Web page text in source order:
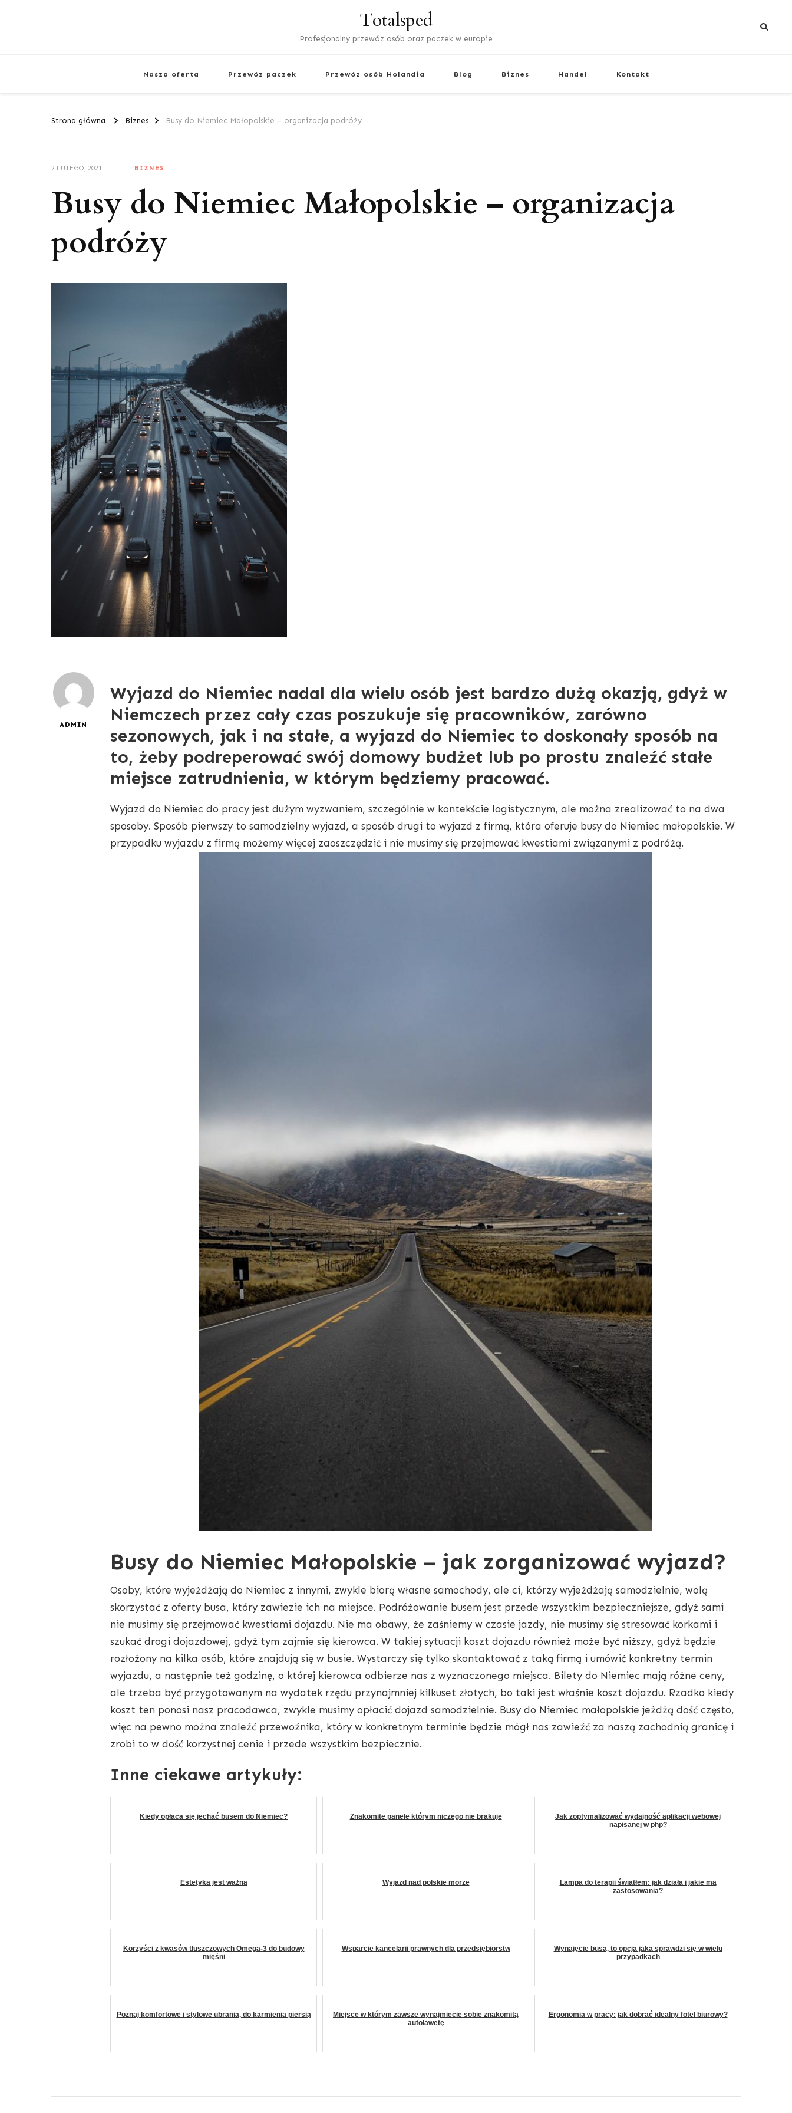
Totalsped
Profesjonalny przewóz osób oraz paczek w europie
Nasza oferta Przewóz paczek Przewóz osób Holandia Blog Biznes Handel Kontakt
Strona główna Biznes Busy do Niemiec Małopolskie – organizacja podróży
2 LUTEGO, 2021 BIZNES
Busy do Niemiec Małopolskie – organizacja
podróży
ADMIN
Wyjazd do Niemiec nadal dla wielu osób jest bardzo dużą okazją, gdyż w
Niemczech przez cały czas poszukuje się pracowników, zarówno
sezonowych, jak i na stałe, a wyjazd do Niemiec to doskonały sposób na
to, żeby podreperować swój domowy budżet lub po prostu znaleźć stałe
miejsce zatrudnienia, w którym będziemy pracować.
Wyjazd do Niemiec do pracy jest dużym wyzwaniem, szczególnie w kontekście logistycznym, ale można zrealizować to na dwa
sposoby. Sposób pierwszy to samodzielny wyjazd, a sposób drugi to wyjazd z firmą, która oferuje busy do Niemiec małopolskie. W
przypadku wyjazdu z firmą możemy więcej zaoszczędzić i nie musimy się przejmować kwestiami związanymi z podróżą.
Busy do Niemiec Małopolskie – jak zorganizować wyjazd?
Osoby, które wyjeżdżają do Niemiec z innymi, zwykle biorą własne samochody, ale ci, którzy wyjeżdżają samodzielnie, wolą
skorzystać z oferty busa, który zawiezie ich na miejsce. Podróżowanie busem jest przede wszystkim bezpieczniejsze, gdyż sami
nie musimy się przejmować kwestiami dojazdu. Nie ma obawy, że zaśniemy w czasie jazdy, nie musimy się stresować korkami i
szukać drogi dojazdowej, gdyż tym zajmie się kierowca. W takiej sytuacji koszt dojazdu również może być niższy, gdyż będzie
rozłożony na kilka osób, które znajdują się w busie. Wystarczy się tylko skontaktować z taką firmą i umówić konkretny termin
wyjazdu, a następnie też godzinę, o której kierowca odbierze nas z wyznaczonego miejsca. Bilety do Niemiec mają różne ceny,
ale trzeba być przygotowanym na wydatek rzędu przynajmniej kilkuset złotych, bo taki jest właśnie koszt dojazdu. Rzadko kiedy
koszt ten ponosi nasz pracodawca, zwykle musimy opłacić dojazd samodzielnie. Busy do Niemiec małopolskie jeżdżą dość często,
więc na pewno można znaleźć przewoźnika, który w konkretnym terminie będzie mógł nas zawieźć za naszą zachodnią granicę i
zrobi to w dość korzystnej cenie i przede wszystkim bezpiecznie.
Inne ciekawe artykuły:
Kiedy opłaca się jechać busem do Niemiec? Znakomite panele którym niczego nie brakuje
Jak zoptymalizować wydajność aplikacji webowej
napisanej w php?
Estetyka jest ważna Wyjazd nad polskie morze
Lampa do terapii światłem: jak działa i jakie ma
zastosowania?
Korzyści z kwasów tłuszczowych Omega-3 do budowy
mięśni
Wsparcie kancelarii prawnych dla przedsiębiorstw
Wynajęcie busa, to opcja jaka sprawdzi się w wielu
przypadkach
Poznaj komfortowe i stylowe ubrania, do karmienia piersią
Miejsce w którym zawsze wynajmiecie sobie znakomitą
autolawetę
Ergonomia w pracy: jak dobrać idealny fotel biurowy?